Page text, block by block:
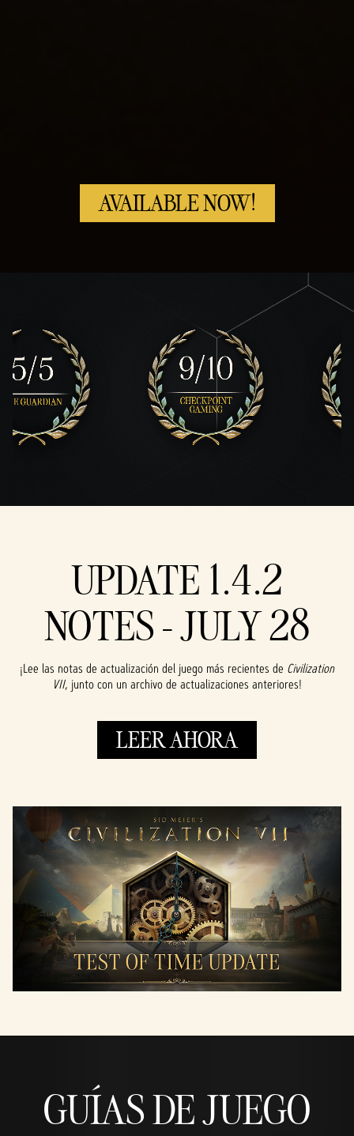
AVAILABLE NOW!
UPDATE 1.4.2
NOTES - JULY 28
¡Lee las notas de actualización del juego más recientes de Civilization
VII, junto con un archivo de actualizaciones anteriores!
LEER AHORA
GUÍAS DE JUEGO